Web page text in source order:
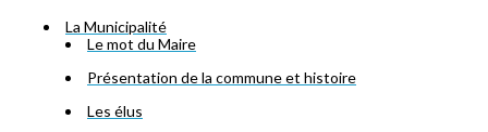
La Municipalité
Le mot du Maire
Présentation de la commune et histoire
Les élus